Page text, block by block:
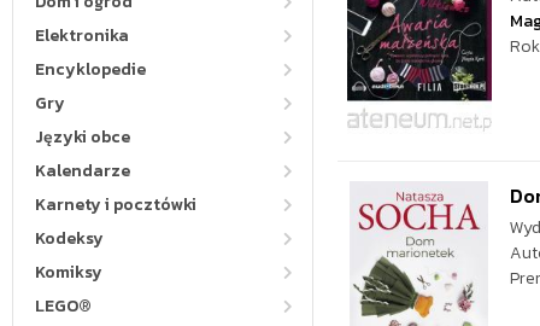
Elektronika
Encyklopedie
Gry
Języki obce
Kalendarze
Karnety i pocztówki
Kodeksy
Komiksy
LEGO®